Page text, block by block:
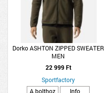
Dorko ASHTON ZIPPED SWEATER
MEN
22 999 Ft
Sportfactory
A bolthoz
Info